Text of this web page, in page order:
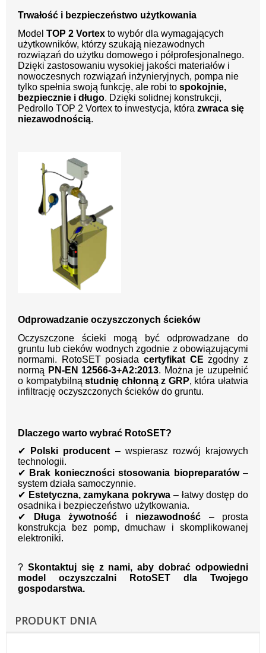
Trwałość i bezpieczeństwo użytkowania
Model TOP 2 Vortex to wybór dla wymagających
użytkowników, którzy szukają niezawodnych
rozwiązań do użytku domowego i półprofesjonalnego.
Dzięki zastosowaniu wysokiej jakości materiałów i
nowoczesnych rozwiązań inżynieryjnych, pompa nie
tylko spełnia swoją funkcję, ale robi to spokojnie,
bezpiecznie i długo. Dzięki solidnej konstrukcji,
Pedrollo TOP 2 Vortex to inwestycja, która zwraca się
niezawodnością.
Odprowadzanie oczyszczonych ścieków
Oczyszczone ścieki mogą być odprowadzane do
gruntu lub cieków wodnych zgodnie z obowiązującymi
normami. RotoSET posiada certyfikat CE zgodny z
normą PN-EN 12566-3+A2:2013. Można je uzupełnić
o kompatybilnąstudnię chłonną z GRP, która ułatwia
infiltrację oczyszczonych ścieków do gruntu.
Dlaczego warto wybrać RotoSET?
✔
Polski producent – wspierasz rozwój krajowych
technologii.
✔ Brak konieczności stosowania biopreparatów–
system działa samoczynnie.
✔ Estetyczna, zamykana pokrywa – łatwy dostęp do
osadnika i bezpieczeństwo użytkowania.
✔
Długa żywotność i niezawodność – prosta
konstrukcja bez pomp, dmuchaw i skomplikowanej
elektroniki.
? Skontaktuj się z nami, aby dobrać odpowiedni
model oczyszczalni RotoSET dla Twojego
gospodarstwa.
PRODUKT DNIA